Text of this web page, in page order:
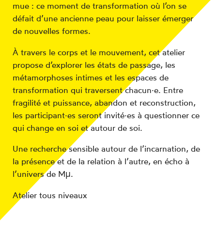
mue : ce moment de transformation où l’on se
défait d’une ancienne peau pour laisser émerger
de nouvelles formes.
À travers le corps et le mouvement, cet atelier
propose d’explorer les états de passage, les
métamorphoses intimes et les espaces de
transformation qui traversent chacun·e. Entre
fragilité et puissance, abandon et reconstruction,
les participant·es seront invité·es à questionner ce
qui change en soi et autour de soi.
Une recherche sensible autour de l’incarnation, de
la présence et de la relation à l’autre, en écho à
l’univers de Mµ.
Atelier tous niveaux